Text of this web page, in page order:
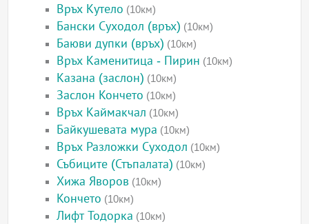
Връх Кутело (10км)
Бански Суходол (връх) (10км)
Баюви дупки (връх) (10км)
Връх Каменитица - Пирин (10км)
Казана (заслон) (10км)
Заслон Кончето (10км)
Връх Каймакчал (10км)
Байкушевата мура (10км)
Връх Разложки Суходол (10км)
Събиците (Стъпалата) (10км)
Хижа Яворов (10км)
Кончето (10км)
Лифт Тодорка (10км)